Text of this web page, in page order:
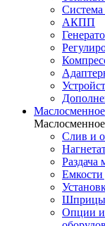
АКПП
Маслосменное
Маслосменное
Слив и
Раздача
Емкости
Шприцы
Опции и